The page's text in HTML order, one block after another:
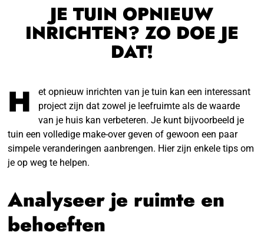
JE TUIN OPNIEUW
INRICHTEN? ZO DOE JE
DAT!
H
et opnieuw inrichten van je tuin kan een interessant
project zijn dat zowel je leefruimte als de waarde
van je huis kan verbeteren. Je kunt bijvoorbeeld je
tuin een volledige make-over geven of gewoon een paar
simpele veranderingen aanbrengen. Hier zijn enkele tips om
je op weg te helpen.
Analyseer je ruimte en
behoeften